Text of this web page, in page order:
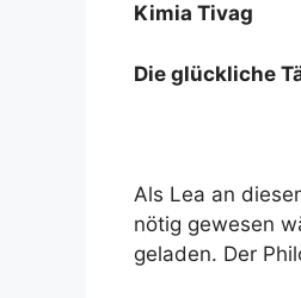
Kimia Tivag
Die glückliche
Als Lea an
nötig gewesen
geladen. Der